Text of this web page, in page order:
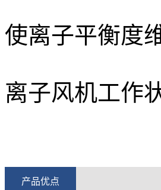
使离子平衡度
离子风机工作
产品优点